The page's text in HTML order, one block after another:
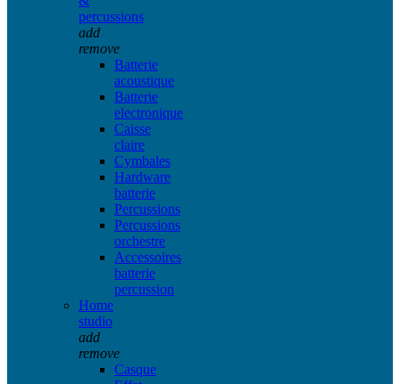
percussions
add
remove
Batterie
acoustique
Batterie
electronique
Caisse
claire
Cymbales
Hardware
batterie
Percussions
Percussions
orchestre
Accessoires
batterie
percussion
Home
studio
add
remove
Casque